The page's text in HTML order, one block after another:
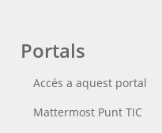
Portals
Accés a aquest portal
Mattermost Punt TIC